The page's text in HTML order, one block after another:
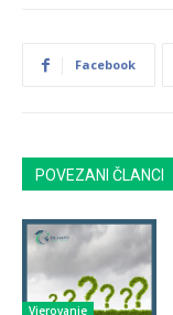
Facebook
POVEZANI ČLANCI
Vjerovanje